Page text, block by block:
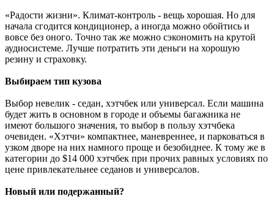
«Радости жизни». Климат-контроль - вещь хорошая. Но для
начала сгодится кондиционер, а иногда можно обойтись и
вовсе без оного. Точно так же можно сэкономить на крутой
аудиосистеме. Лучше потратить эти деньги на хорошую
резину и страховку.
Выбираем тип кузова
Выбор невелик - седан, хэтчбек или универсал. Если машина
будет жить в основном в городе и объемы багажника не
имеют большого значения, то выбор в пользу хэтчбека
очевиден. «Хэтчи» компактнее, маневреннее, и парковаться в
узком дворе на них намного проще и безобиднее. К тому же в
категории до $14 000 хэтчбек при прочих равных условиях по
цене привлекательнее седанов и универсалов.
Новый или подержанный?